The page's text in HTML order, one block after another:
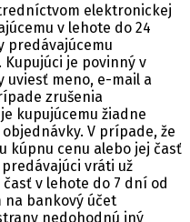
elektronickej
v lehote do 24
predávajúcemu
je povinný v
uviesť meno, e-mail a
zrušenia
kupujúcemu žiadne
V prípade, že
kúpnu cenu alebo jej časť
vráti už
v lehote do 7 dní od
bankový účet
nedohodnú iný